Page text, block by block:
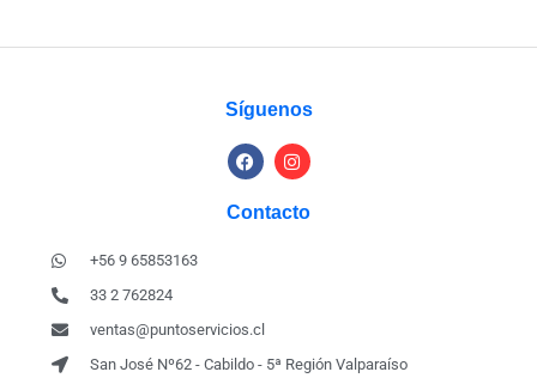
Síguenos
Contacto
+56 9 65853163
33 2 762824
ventas@puntoservicios.cl
San José Nº62 - Cabildo - 5ª Región Valparaíso